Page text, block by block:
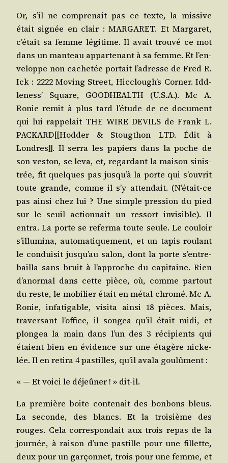
Or, s’il ne com­pre­nait pas ce texte, la mis­sive
était signée en clair : MARGARET. Et Mar­ga­ret,
c’é­tait sa femme légi­time. Il avait trou­vé ce mot
dans un man­teau appar­te­nant à sa femme. Et l’en­
ve­loppe non cache­tée por­tait l’a­dresse de Fred R.
Ick : 2222 Moving Street, Hic­clough’s Cor­ner. Idd­
le­ness’ Square, GOODHEALTH (U.S.A.). Mc A.
Ronie remit à plus tard l’é­tude de ce docu­ment
qui lui rap­pe­lait THE WIRE DEVILS de Frank L.
PACKARD[[Hodder & Stoug­thon LTD. Édit à
Londres]]. Il ser­ra les papiers dans la poche de
son ves­ton, se leva, et, regar­dant la mai­son sinis­
trée, fit quelques pas jus­qu’à la porte qui s’ou­vrit
toute grande, comme il s’y atten­dait. (N’é­tait-ce
pas ain­si chez lui ? Une simple pres­sion du pied
sur le seuil action­nait un res­sort invi­sible). Il
entra. La porte se refer­ma toute seule. Le cou­loir
s’illu­mi­na, auto­ma­ti­que­ment, et un tapis rou­lant
le condui­sit jus­qu’au salon, dont la porte s’en­tre­
bailla sans bruit à l’ap­proche du capi­taine. Rien
d’a­nor­mal dans cette pièce, où, comme par­tout
du reste, le mobi­lier était en métal chro­mé. Mc A.
Ronie, infa­ti­gable, visi­ta ain­si 18 pièces. Mais,
tra­ver­sant l’of­fice, il son­gea qu’il était midi, et
plon­gea la main dans l’un des 3 réci­pients qui
étaient bien en évi­dence sur une éta­gère nicke­
lée. Il en reti­ra 4 pas­tilles, qu’il ava­la goulûment :
« ― Et voi­ci le déjeû­ner ! » dit-il.
La pre­mière boite conte­nait des bon­bons bleus.
La seconde, des blancs. Et la troi­sième des
rouges. Cela cor­res­pon­dait aux trois repas de la
jour­née, à rai­son d’une pas­tille pour une fillette,
deux pour un gar­çon­net, trois pour une femme, et